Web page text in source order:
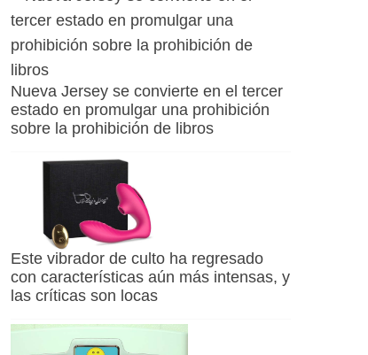
Nueva Jersey se convierte en el tercer
estado en promulgar una prohibición
sobre la prohibición de libros
Este vibrador de culto ha regresado
con características aún más intensas, y
las críticas son locas